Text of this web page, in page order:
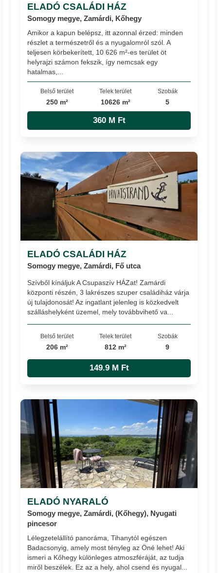
ELADÓ CSALÁDI HÁZ
Somogy megye, Zamárdi, Kőhegy
Amikor a kapun belépsz, itt azonnal érzed: minden
részlet a természetről és a nyugalomról szól. A
teljesen körbekerített, 10 626 m²-es terület öt
helyrajzi számon fekszik, így nemcsak egy
hatalmas,...
Belső terület
250 m²
Telek terület
10626 m²
Szobák
5
360 M Ft
ELADÓ CSALÁDI HÁZ
Somogy megye, Zamárdi, Fő utca
Szívből kínáljuk A Csupaszív HÁZat! Zamárdi
központi részén, 3 lakrészes szuper családiház várja
új tulajdonosát! Az ingatlant jelenleg is közkedvelt
szálláshelyként üzemel, mely továbbvihető va...
Belső terület
206 m²
Telek terület
812 m²
Szobák
9
149.9 M Ft
ELADÓ NYARALÓ
Somogy megye, Zamárdi, (Kőhegy), Nyugati
pincesor
Lélegzetelállító panoráma, Tihanytól egészen
Badacsonyig, amely most tényleg az Öné lehet! Aki
ismeri a Kőhegy különleges atmoszféráját, az tudja
miről beszélek. Ez az a hely, ahol csend és nyugal...